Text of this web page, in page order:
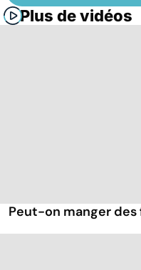
Plus de vidéos
Peut-on manger des